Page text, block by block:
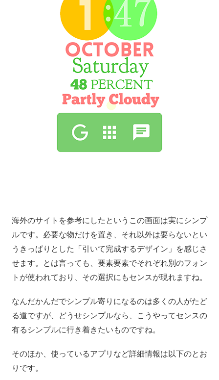
海外のサイトを参考にしたというこの画面は実にシンプ
ルです。必要な物だけを置き、それ以外は要らないとい
うきっぱりとした「引いて完成するデザイン」を感じさ
せます。とは言っても、要素要素でそれぞれ別のフォン
トが使われており、その選択にもセンスが現れますね。
なんだかんだでシンプル寄りになるのは多くの人がたど
る道ですが、どうせシンプルなら、こうやってセンスの
有るシンプルに行き着きたいものですね。
そのほか、使っているアプリなど詳細情報は以下のとお
りです。